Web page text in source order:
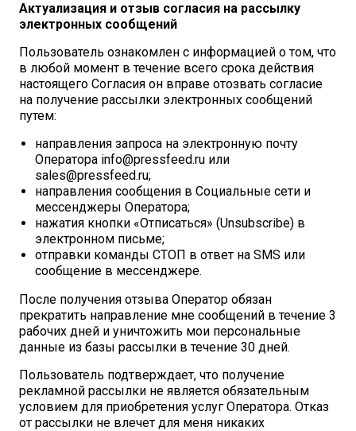
Актуализация и отзыв согласия на рассылку
электронных сообщений
Пользователь ознакомлен с информацией о том, что
в любой момент в течение всего срока действия
настоящего Согласия он вправе отозвать согласие
на получение рассылки электронных сообщений
путем:
направления запроса на электронную почту
Оператора info@pressfeed.ru или
sales@pressfeed.ru;
направления сообщения в Социальные сети и
мессенджеры Оператора;
нажатия кнопки «Отписаться» (Unsubscribe) в
электронном письме;
отправки команды СТОП в ответ на SMS или
сообщение в мессенджере.
После получения отзыва Оператор обязан
прекратить направление мне сообщений в течение 3
рабочих дней и уничтожить мои персональные
данные из базы рассылки в течение 30 дней.
Пользователь подтверждает, что получение
рекламной рассылки не является обязательным
условием для приобретения услуг Оператора. Отказ
от рассылки не влечет для меня никаких